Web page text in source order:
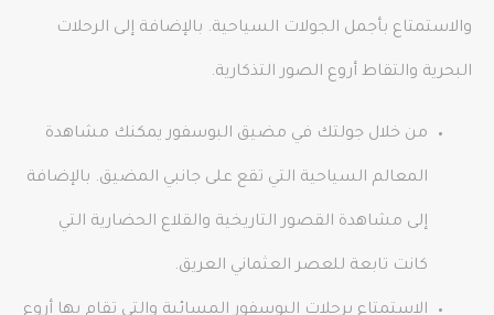
والاستمتاع بأجمل الجولات السياحية. بالإضافة إلى الرحلات
البحرية والتقاط أروع الصور التذكارية.
من خلال جولتك في مضيق البوسفور يمكنك مشاهدة
المعالم السياحية التي تقع على جانبي المضيق. بالإضافة
إلى مشاهدة القصور التاريخية والقلاع الحضارية التي
كانت تابعة للعصر العثماني العريق.
الاستمتاع برحلات البوسفور المسائية والتي تقام بها أروع